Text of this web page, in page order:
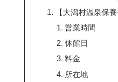
【大潟村温泉保
営業時間
休館日
料金
所在地